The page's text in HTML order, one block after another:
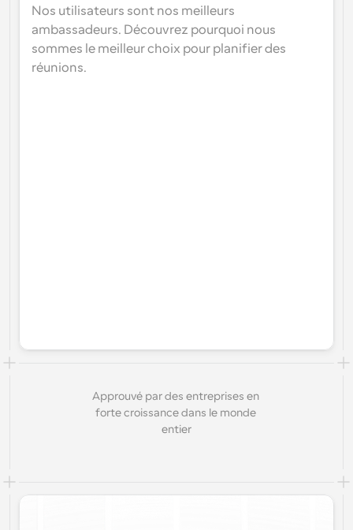
Nos utilisateurs sont nos meilleurs
ambassadeurs. Découvrez pourquoi nous
sommes le meilleur choix pour planifier des
réunions.
Approuvé par des entreprises en
forte croissance dans le monde
entier